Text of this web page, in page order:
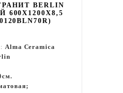
BERLIN
Alma Ceramica